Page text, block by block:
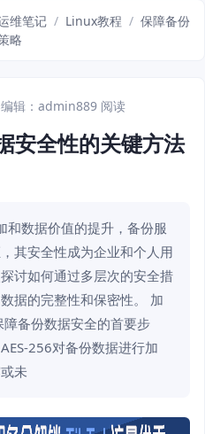
维笔记 / Linux教程 / 保障备份
略
辑：admin889 阅读
安全性的关键方法
和数据价值的提升，备份服
其安全性成为企业和个人用
讨如何通过多层次的安全措
据的完整性和保密性。 加
备份数据安全的首要步
256对备份数据进行加
未